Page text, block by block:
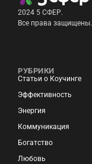
2024 5 СФЕР.
Все права защищены.
РУБРИКИ
Статьи о Коучинге
Эффективность
Энергия
Коммуникация
Богатство
Любовь